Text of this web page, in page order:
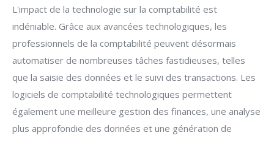
L'impact de la technologie sur la comptabilité est
indéniable. Grâce aux avancées technologiques, les
professionnels de la comptabilité peuvent désormais
automatiser de nombreuses tâches fastidieuses, telles
que la saisie des données et le suivi des transactions. Les
logiciels de comptabilité technologiques permettent
également une meilleure gestion des finances, une analyse
plus approfondie des données et une génération de